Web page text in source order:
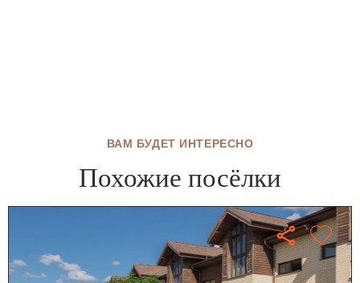
ВАМ БУДЕТ ИНТЕРЕСНО
Похожие посёлки